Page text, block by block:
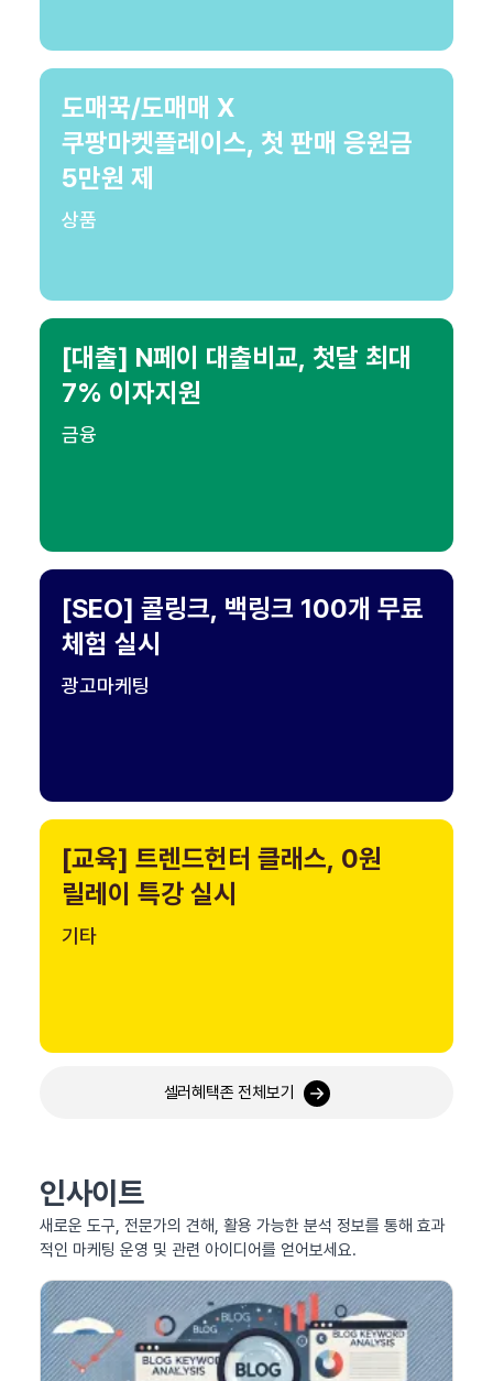
도매꾹/도매매 X
쿠팡마켓플레이스, 첫 판매 응원금
5만원 제
상품
[대출] N페이 대출비교, 첫달 최대
7% 이자지원
금융
[SEO] 콜링크, 백링크 100개 무료
체험 실시
광고마케팅
[교육] 트렌드헌터 클래스, 0원
릴레이 특강 실시
기타
셀러혜택존 전체보기
인사이트
새로운 도구, 전문가의 견해, 활용 가능한 분석 정보를 통해 효과
적인 마케팅 운영 및 관련 아이디어를 얻어보세요.